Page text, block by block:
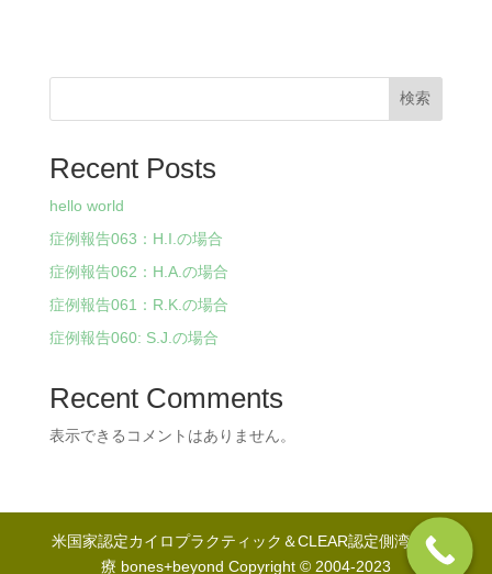
検索
Recent Posts
hello world
症例報告063：H.I.の場合
症例報告062：H.A.の場合
症例報告061：R.K.の場合
症例報告060: S.J.の場合
Recent Comments
表示できるコメントはありません。
米国家認定カイロプラクティック＆CLEAR認定側湾症治
療 bones+beyond Copyright © 2004-2023